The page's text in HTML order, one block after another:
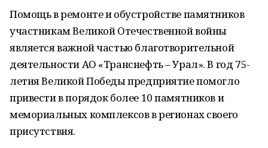
Помощь в ремонте и обустройстве памятников
участникам Великой Отечественной войны
является важной частью благотворительной
деятельности АО «Транснефть – Урал». В год 75-
летия Великой Победы предприятие помогло
привести в порядок более 10 памятников и
мемориальных комплексов в регионах своего
присутствия.